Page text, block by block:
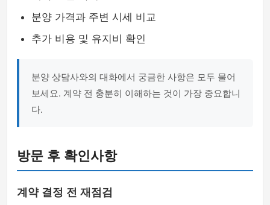
분양 가격과 주변 시세 비교
추가 비용 및 유지비 확인
분양 상담사와의 대화에서 궁금한 사항은 모두 물어
보세요. 계약 전 충분히 이해하는 것이 가장 중요합니
다.
방문 후 확인사항
계약 결정 전 재점검